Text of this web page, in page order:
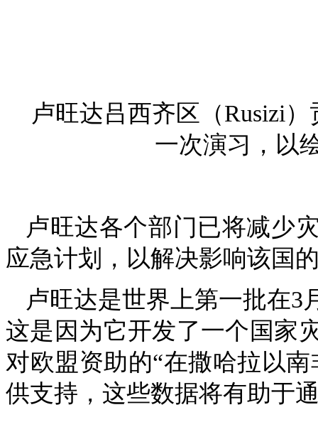
卢旺达吕西齐区（Rusizi
一次演习，以
卢旺达各个部门已将减少
应急计划，以解决影响该国
卢旺达是世界上第一批在3
这是因为它开发了一个国家
对欧盟资助的“在撒哈拉以
供支持，这些数据将有助于